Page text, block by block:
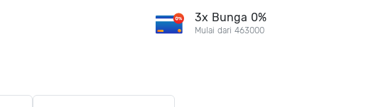
3x Bunga 0%
Mulai dari 463000